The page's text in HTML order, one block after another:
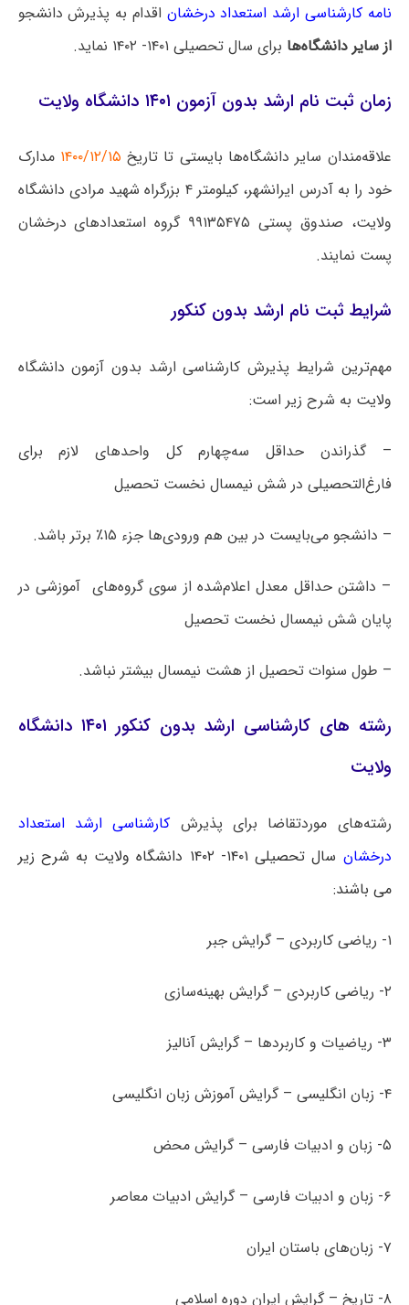
نامه کارشناسی ارشد استعداد درخشان اقدام به پذیرش دانشجو
از سایر دانشگاه‌ها برای سال تحصیلی ۱۴۰۱- ۱۴۰۲ نماید.
زمان ثبت نام ارشد بدون آزمون ۱۴۰۱ دانشگاه ولایت
علاقه‌مندان سایر دانشگاه‌ها بایستی تا تاریخ۱۴۰۰/۱۲/۱۵
مدارک
خود را به آدرس ایرانشهر، کیلومتر ۴ بزرگراه شهید مرادی دانشگاه
ولایت، صندوق پستی ۹۹۱۳۵۴۷۵ گروه استعدادهای درخشان
پست نمایند.
شرایط ثبت نام ارشد بدون کنکور
مهم‌ترین شرایط پذیرش کارشناسی ارشد بدون آزمون دانشگاه
ولایت به شرح زیر است:
– گذراندن حداقل سه‌چهارم کل واحدهای لازم برای
فارغ‌التحصیلی در شش نیمسال نخست تحصیل
– دانشجو می‌بایست در بین هم ورودی‌ها جزء ۱۵٪ برتر باشد.
– داشتن حداقل معدل اعلام‌شده از سوی گروه‌های آموزشی در
پایان شش نیمسال نخست تحصیل
– طول سنوات تحصیل از هشت نیمسال بیشتر نباشد.
رشته های کارشناسی ارشد بدون کنکور ۱۴۰۱ دانشگاه
ولایت
رشته‌های موردتقاضا برای پذیرش کارشناسی ارشد استعداد
درخشان
سال تحصیلی ۱۴۰۱- ۱۴۰۲ دانشگاه ولایت به شرح زیر
می باشند:
۱- ریاضی کاربردی – گرایش جبر
۲- ریاضی کاربردی – گرایش بهینه‌سازی
۳- ریاضیات و کاربردها – گرایش آنالیز
۴- زبان انگلیسی – گرایش آموزش زبان انگلیسی
۵- زبان و ادبیات فارسی – گرایش محض
۶- زبان و ادبیات فارسی – گرایش ادبیات معاصر
۷- زبان‌های باستان ایران
۸- تاریخ – گرایش ایران دوره اسلامی